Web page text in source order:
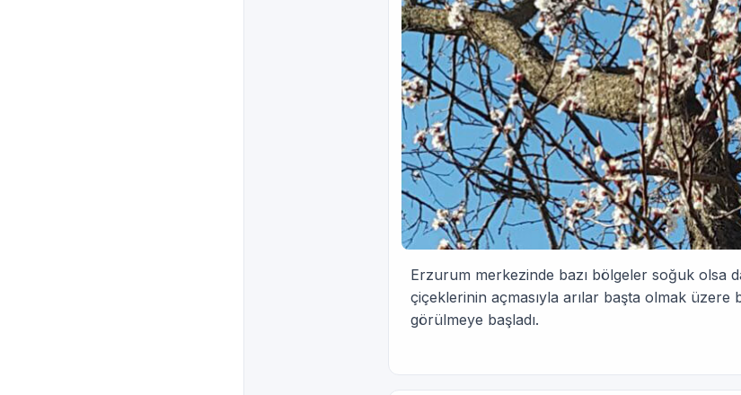
Erzurum merkezinde bazı bölgeler soğuk olsa
çiçeklerinin açmasıyla arılar başta olmak
görülmeye başladı.